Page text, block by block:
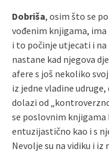
Dobriša, osim što se
vođenim knjigama,
i to počinje utjecati i na
nastane kad njegova
afere s još nekoliko
iz jedne vladine
dolazi od
se poslovnim knjigama
entuzijastično kao i s
Nevolje su na vidiku i